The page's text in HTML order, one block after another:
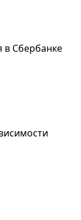
в Сбербанке